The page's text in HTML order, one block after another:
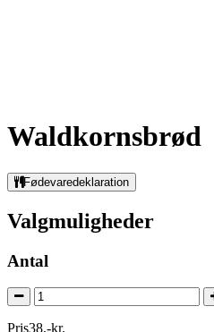
Waldkornsbrød
Fødevaredeklaration
Valgmuligheder
Antal
Pris38,-kr.